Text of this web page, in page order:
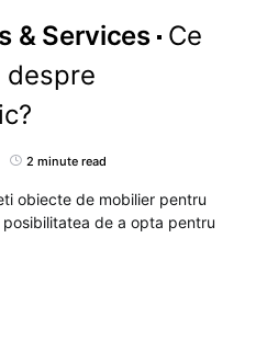
& Services Ce
2 minute read
obiecte de mobilier pentru
de a opta pentru